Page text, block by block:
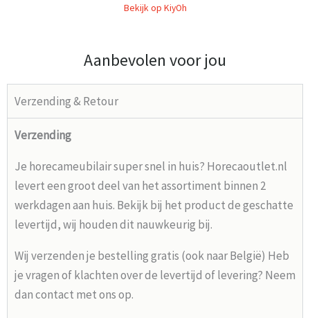
Bekijk op KiyOh
Aanbevolen voor jou
Verzending & Retour
Verzending
Je horecameubilair super snel in huis? Horecaoutlet.nl
levert een groot deel van het assortiment binnen 2
werkdagen aan huis. Bekijk bij het product de geschatte
levertijd, wij houden dit nauwkeurig bij.
Wij verzenden je bestelling gratis (ook naar België) Heb
je vragen of klachten over de levertijd of levering? Neem
dan contact met ons op.